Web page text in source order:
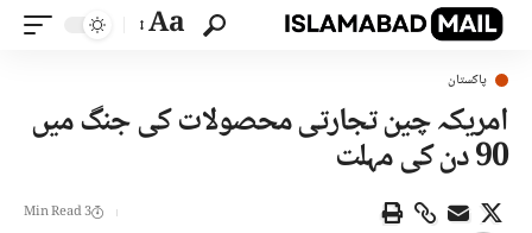
Aa
پاکستان
امریکہ چین تجارتی محصولات کی جنگ میں
90 دن کی مہلت
3 Min Read